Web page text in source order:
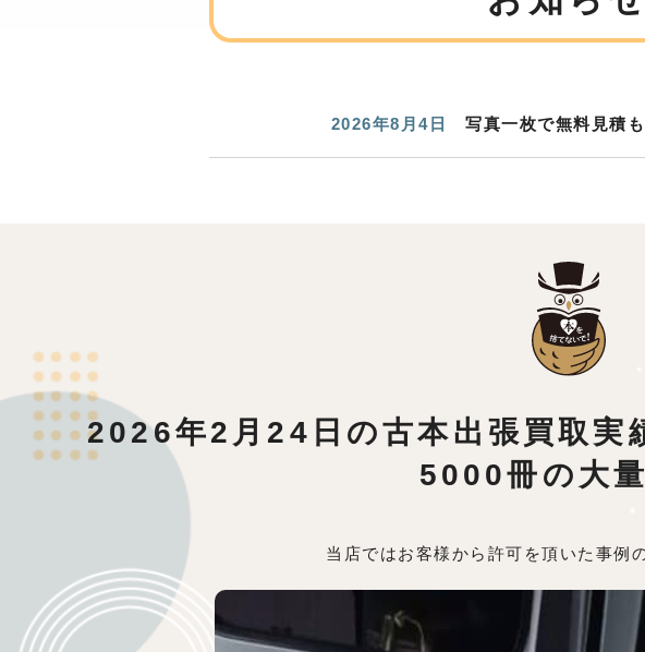
2026年8月4日 写真一枚で無料見積
2026年2月24日の古本出張買取実
5000冊の大
当店ではお客様から許可を頂いた事例